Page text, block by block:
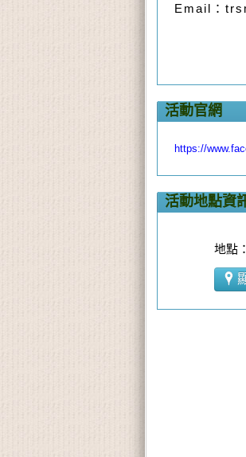
Email：
活動官網
https://
活動地點資
地點